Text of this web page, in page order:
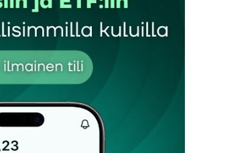
Sähköpostiosoitteesi